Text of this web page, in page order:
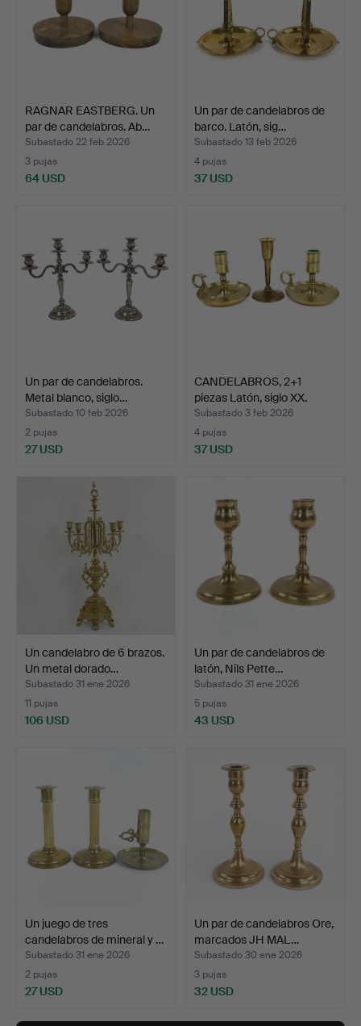
RAGNAR EASTBERG. Un
par de candelabros. Ab…
Subastado 22 feb 2026
3 pujas
64 USD
Un par de candelabros de
barco. Latón, sig…
Subastado 13 feb 2026
4 pujas
37 USD
Un par de candelabros.
Metal blanco, siglo…
Subastado 10 feb 2026
2 pujas
27 USD
CANDELABROS, 2+1
piezas Latón, siglo XX.
Subastado 3 feb 2026
4 pujas
37 USD
Un candelabro de 6 brazos.
Un metal dorado…
Subastado 31 ene 2026
11 pujas
106 USD
Un par de candelabros de
latón, Nils Pette…
Subastado 31 ene 2026
5 pujas
43 USD
Un juego de tres
candelabros de mineral y …
Subastado 31 ene 2026
2 pujas
27 USD
Un par de candelabros Ore,
marcados JH MAL…
Subastado 30 ene 2026
3 pujas
32 USD